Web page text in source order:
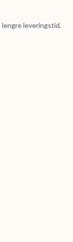
lengre leveringstid.